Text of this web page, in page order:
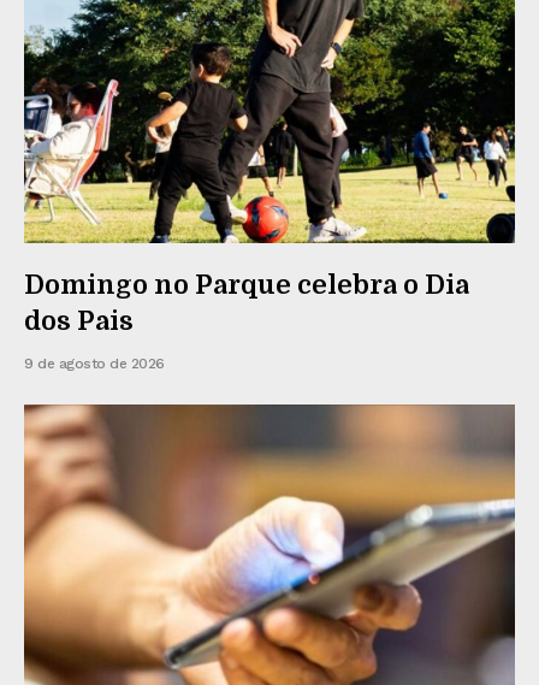
Domingo no Parque celebra o Dia
dos Pais
9 de agosto de 2026